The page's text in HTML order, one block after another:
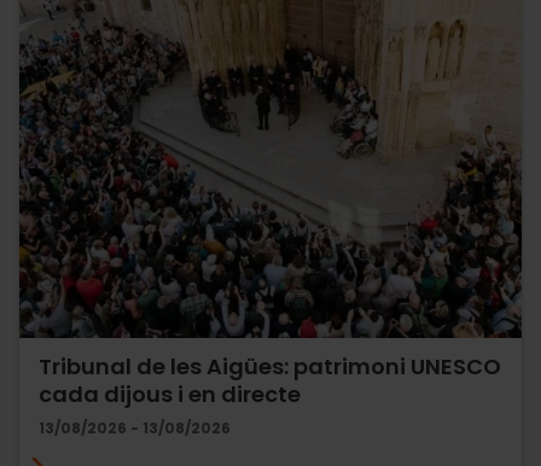
Tribunal de les Aigües: patrimoni UNESCO
cada dijous i en directe
13/08/2026 - 13/08/2026